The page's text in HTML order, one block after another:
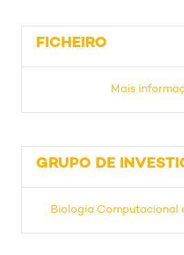
FICHEIRO
Mais
GRUPO DE
Biologia Computacional